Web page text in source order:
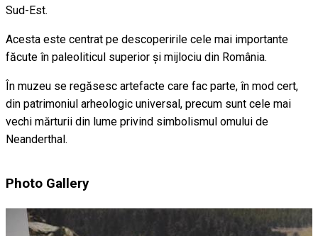
Sud-Est.
Acesta este centrat pe descoperirile cele mai importante
făcute în paleoliticul superior şi mijlociu din România.
În muzeu se regăsesc artefacte care fac parte, în mod cert,
din patrimoniul arheologic universal, precum sunt cele mai
vechi mărturii din lume privind simbolismul omului de
Neanderthal.
Photo Gallery